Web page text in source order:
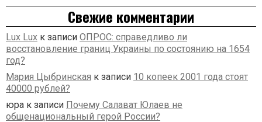
Свежие комментарии
Lux Lux к записи ОПРОС: справедливо ли
восстановление границ Украины по состоянию на 1654
год?
Мария Цыбринская к записи 10 копеек 2001 года стоят
40000 рублей?
юра к записи Почему Салават Юлаев не
общенациональный герой России?